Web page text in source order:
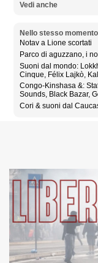
Vedi anche
Nello stesso momento
Notav a Lione scortati
Parco di aguzzano, i
Suoni dal mondo:
Cinque, Félix Lajkò,
Congo-Kinshasa &:
Sounds, Black Bazar,
Cori & suoni dal